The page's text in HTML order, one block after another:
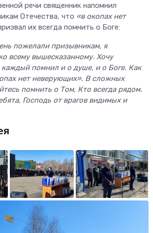
речи священник напомнил
Отечества, что «в окопах нет
их всегда помнить о Боге:
пожелали призывникам, я
всему вышесказанному. Хочу
помнил и о душе, и о Боге. Как
нет неверующих». В сложных
помнить о Том, Кто всегда рядом.
Господь от врагов видимых и